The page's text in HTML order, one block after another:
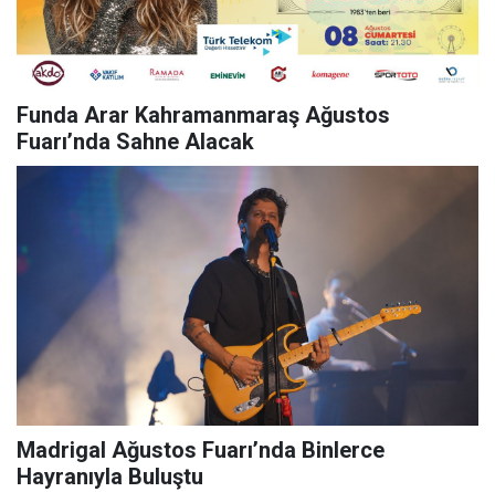
Funda Arar Kahramanmaraş Ağustos
Fuarı’nda Sahne Alacak
Madrigal Ağustos Fuarı’nda Binlerce
Hayranıyla Buluştu